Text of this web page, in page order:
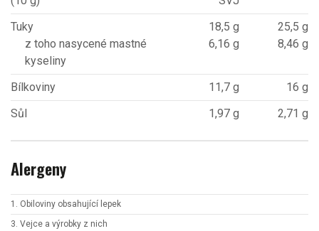
Tuky
z toho nasycené mastné
kyseliny
18,5 g
6,16 g
25,5 g
8,46 g
Bílkoviny 11,7 g
16 g
Sůl
1,97 g 2,71 g
Alergeny
1. Obiloviny obsahující lepek
3. Vejce a výrobky z nich